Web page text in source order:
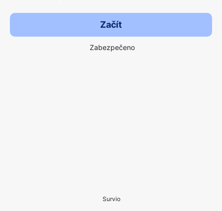
Začít
Zabezpečeno
Survio